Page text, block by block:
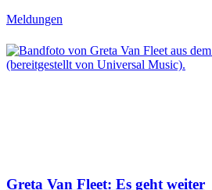
Meldungen
Greta Van Fleet: Es geht weiter